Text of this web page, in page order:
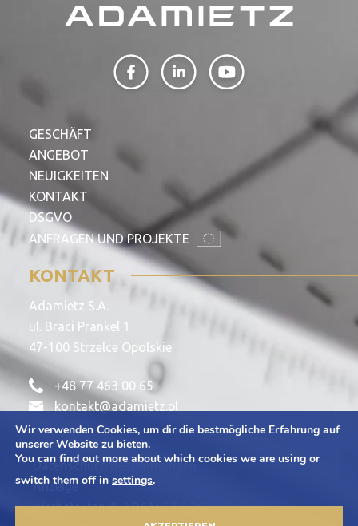
GESCHÄFT
ANGEBOT
NEUIGKEITEN
KONTAKT
DSGVO
ANFRAGEN UND PROJEKTE
KONTAKT
Adamietz S.A.
ul. Braci Prankel 1
47-100 Strzelce Opolskie
+48 77 463 00 65
kontakt@adamietz.pl
Datenschutz-Bestimmungen
Anzeige
Werbetexten © ADAMIETZ 2026
Wir verwenden Cookies, um dir die bestmögliche Erfahrung auf
unserer Website zu bieten.
You can find out more about which cookies we are using or
switch them off in settings.